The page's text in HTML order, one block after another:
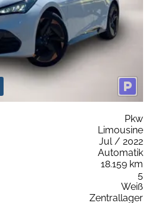
Pkw
Limousine
Jul / 2022
Automatik
18.159 km
5
Weiß
Zentrallager